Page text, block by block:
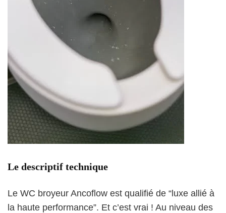
Le descriptif technique
Le WC broyeur Ancoflow est qualifié de “luxe allié à
la haute performance”. Et c’est vrai ! Au niveau des